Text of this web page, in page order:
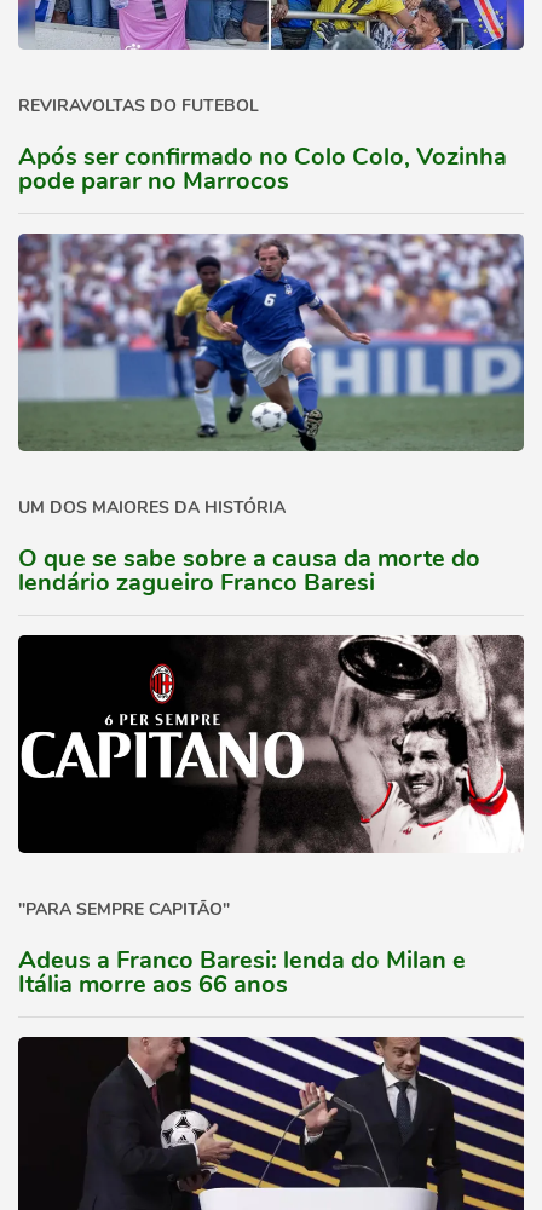
REVIRAVOLTAS DO FUTEBOL
Após ser confirmado no Colo Colo, Vozinha
pode parar no Marrocos
UM DOS MAIORES DA HISTÓRIA
O que se sabe sobre a causa da morte do
lendário zagueiro Franco Baresi
"PARA SEMPRE CAPITÃO"
Adeus a Franco Baresi: lenda do Milan e
Itália morre aos 66 anos